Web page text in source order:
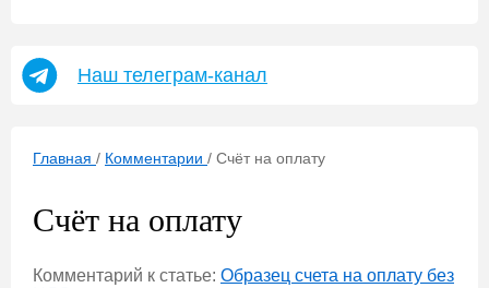
Наш телеграм-канал
Главная / Комментарии / Счёт на оплату
Счёт на оплату
Комментарий к статье: Образец счета на оплату без